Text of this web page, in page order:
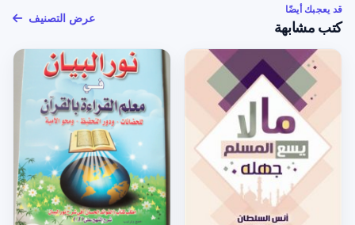
قد يعجبك أيضًا
كتب مشابهة
عرض التصنيف